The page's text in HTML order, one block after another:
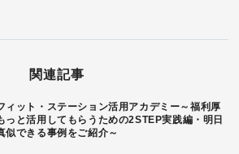
関連記事
ィット・ステーション活用アカデミー～福利厚
っと活用してもらうための2STEP実践編・明日
似できる事例をご紹介～